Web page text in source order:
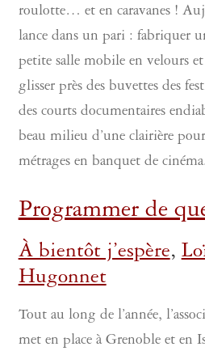
roulotte… et en caravanes !
lance dans un pari : fabriquer
petite salle mobile en velours
glisser près des buvettes des
des courts documentaires
beau milieu d’une clairière
métrages en banquet de cinéma.
Programmer de
À bientôt j’espère,
Hugonnet
Tout au long de l’année,
met en place à Grenoble et en